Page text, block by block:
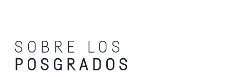
SOBRE LOS
POSGRADOS